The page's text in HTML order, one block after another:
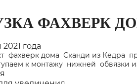
ФАХВЕРК
года
фахверк дома Сканди из Кедра
к монтажу нижней обвязки